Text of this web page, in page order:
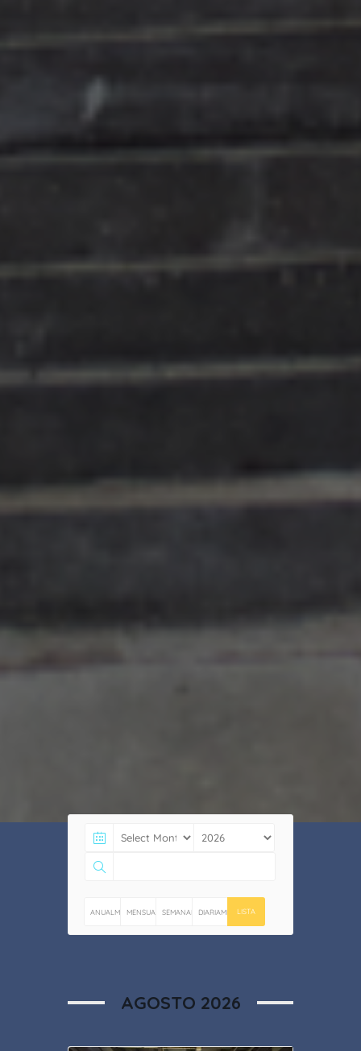
ANUALMENTEMENSUALMENTESEMANALMENTEDIARIAMENTELISTA
AGOSTO 2026